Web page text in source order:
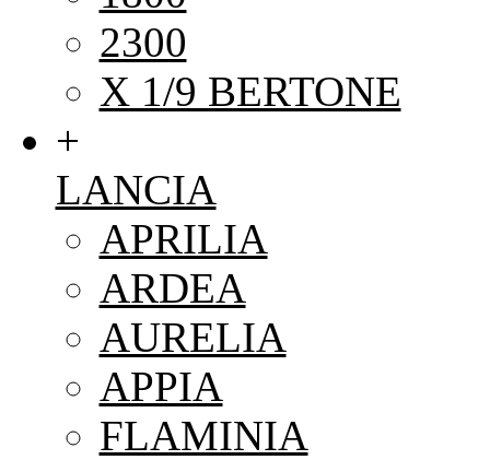
2300
X 1/9 BERTONE
+
LANCIA
APRILIA
ARDEA
AURELIA
APPIA
FLAMINIA